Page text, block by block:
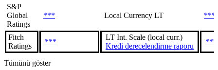
S&P
Global
Ratings
*** Local Currency LT ***
Fitch
Ratings
***
LT Int. Scale (local curr.)
Kredi derecelendirme raporu
***
Tümünü göster